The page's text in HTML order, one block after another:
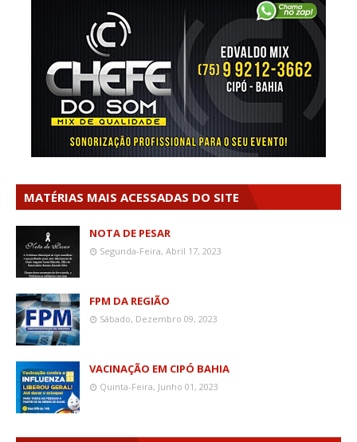
MATÉRIAS MAIS ACESSADAS DO SITE
NOTA DE PESAR
Segunda-Feira, Abril 17, 2023
FPM DA REGIÃO
Sábado, Dezembro 09, 2023
VACINAÇÃO EM CIPÓ BAHIA
Quinta-Feira, Junho 01, 2023